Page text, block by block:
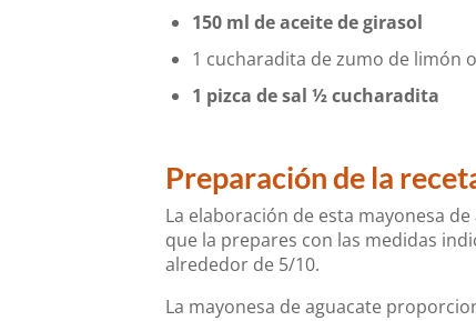
150 ml de aceite de girasol
1 cucharadita de zumo de limón
1 pizca de sal ½ cucharadita
Preparación de la
La elaboración de esta mayonesa de
que la prepares con las medidas
alrededor de 5/10.
La mayonesa de aguacate